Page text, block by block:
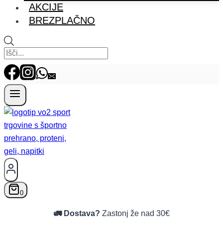
AKCIJE
BREZPLAČNO
0
🚛 Dostava? Zastonj že nad 30€